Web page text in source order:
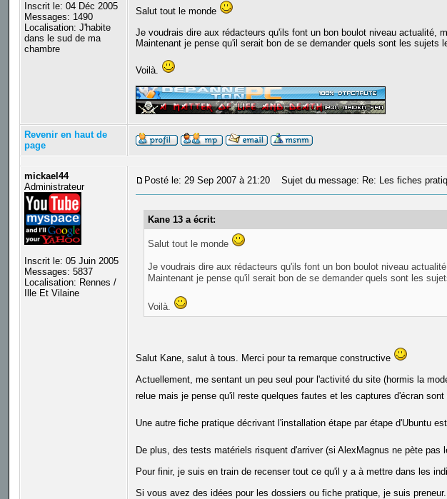
Inscrit le: 04 Déc 2005
Messages: 1490
Localisation: J'habite
dans le sud de ma
chambre
Salut tout le monde
Je voudrais dire aux rédacteurs qu'ils font un bon boulot niveau actualité,
Maintenant je pense qu'il serait bon de se demander quels sont les sujets
Voilà.
Revenir en haut de
page
mickael44
Administrateur
Inscrit le: 05 Juin 2005
Messages: 5837
Localisation: Rennes /
Ille Et Vilaine
Posté le: 29 Sep 2007 à 21:20 Sujet du message: Re: Les fiches
Kane 13 a écrit:
Salut tout le monde
Je voudrais dire aux rédacteurs qu'ils font un bon boulot niveau
Maintenant je pense qu'il serait bon de se demander quels sont les
Voilà.
Salut Kane, salut à tous. Merci pour ta remarque constructive
Actuellement, me sentant un peu seul pour l'activité du site (hormis la
relue mais je pense qu'il reste quelques fautes et les captures d'écran
Une autre fiche pratique décrivant l'installation étape par étape d'Ubuntu
De plus, des tests matériels risquent d'arriver (si AlexMagnus ne pète pas
Pour finir, je suis en train de recenser tout ce qu'il y a à mettre dans les
Si vous avez des idées pour les dossiers ou fiche pratique, je suis